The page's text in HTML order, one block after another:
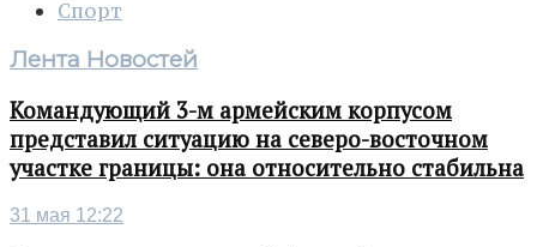
Спорт
Лента Новостей
Командующий 3-м армейским корпусом
представил ситуацию на северо-восточном
участке границы: она относительно стабильна
31 мая 12:22